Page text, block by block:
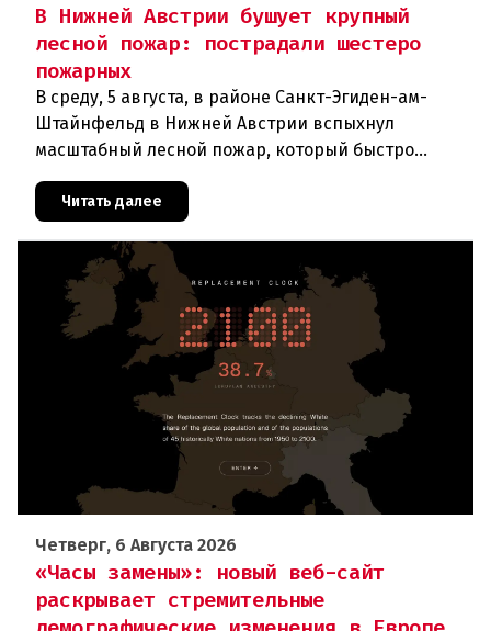
В Нижней Австрии бушует крупный
лесной пожар: пострадали шестеро
пожарных
В среду, 5 августа, в районе Санкт-Эгиден-ам-
Штайнфельд в Нижней Австрии вспыхнул
масштабный лесной пожар, который быстро
В ходе тушения пострадали шесте
Читать далее
Четверг, 6 Августа 2026
«Часы замены»: новый веб-сайт
раскрывает стремительные